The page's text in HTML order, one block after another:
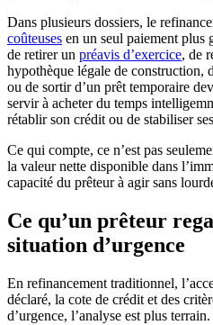
Dans plusieurs dossiers, le
coûteuses en un seul paiement plus
de retirer un préavis d’exercice, de
hypothèque légale de construction,
ou de sortir d’un prêt temporaire
servir à acheter du temps
rétablir son crédit ou de stabiliser
Ce qui compte, ce n’est pas
la valeur nette disponible dans
capacité du prêteur à agir sans
Ce qu’un prêteur
situation d’urgence
En refinancement traditionnel,
déclaré, la cote de crédit et des
d’urgence, l’analyse est plus